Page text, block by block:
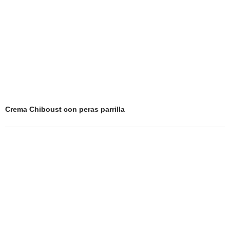
Crema Chiboust con peras parrilla